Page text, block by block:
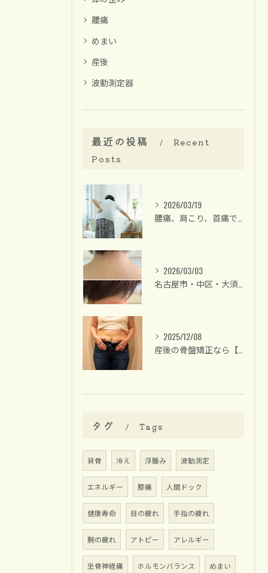
腰痛
めまい
産後
波動測定器
最近の投稿
Recent
Posts
2026/03/19
2026/03/03
2025/12/08
タグ Tags
背骨 冷え 浮腫み 波動測定
エネルギー 膝痛 人間ドック
健康寿命 目の疲れ 手指の疲れ
腕の疲れ アトピー アレルギー
坐骨神経痛 ホルモンバランス めまい